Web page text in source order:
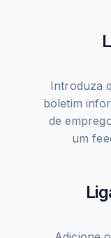
Introduza
boletim
de
um